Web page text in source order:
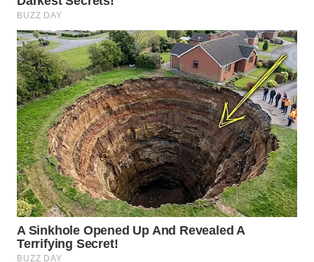
MALUKU
WN
MALUT
WN
DAIRI
WN
DANAU
TOBA
WN
NIAS